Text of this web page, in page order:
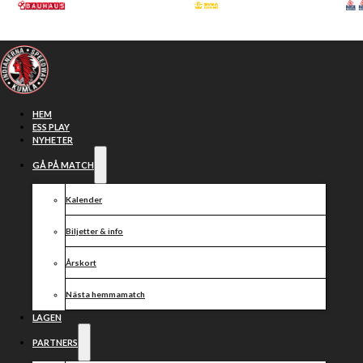
Hoppa till huvudinnehåll
HEM
ESS PLAY
NYHETER
GÅ PÅ MATCH
Kalender
Biljetter & info
Årskort
Nästa hemmamatch
LAGEN
PARTNERS
Den